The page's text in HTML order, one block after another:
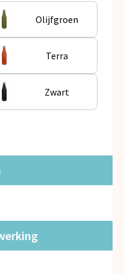
Olijfgroen
Terra
Zwart